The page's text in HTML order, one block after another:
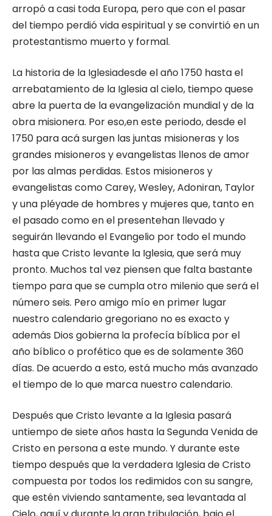
arropó a casi toda Europa, pero que con el pasar
del tiempo perdió vida espiritual y se convirtió en un
protestantismo muerto y formal.
La historia de la Iglesiadesde el año 1750 hasta el
arrebatamiento de la Iglesia al cielo, tiempo quese
abre la puerta de la evangelización mundial y de la
obra misionera. Por eso,en este periodo, desde el
1750 para acá surgen las juntas misioneras y los
grandes misioneros y evangelistas llenos de amor
por las almas perdidas. Estos misioneros y
evangelistas como Carey, Wesley, Adoniran, Taylor
y una pléyade de hombres y mujeres que, tanto en
el pasado como en el presentehan llevado y
seguirán llevando el Evangelio por todo el mundo
hasta que Cristo levante la Iglesia, que será muy
pronto. Muchos tal vez piensen que falta bastante
tiempo para que se cumpla otro milenio que será el
número seis. Pero amigo mío en primer lugar
nuestro calendario gregoriano no es exacto y
además Dios gobierna la profecía bíblica por el
año bíblico o profético que es de solamente 360
días. De acuerdo a esto, está mucho más avanzado
el tiempo de lo que marca nuestro calendario.
Después que Cristo levante a la Iglesia pasará
untiempo de siete años hasta la Segunda Venida de
Cristo en persona a este mundo. Y durante este
tiempo después que la verdadera Iglesia de Cristo
compuesta por todos los redimidos con su sangre,
que estén viviendo santamente, sea levantada al